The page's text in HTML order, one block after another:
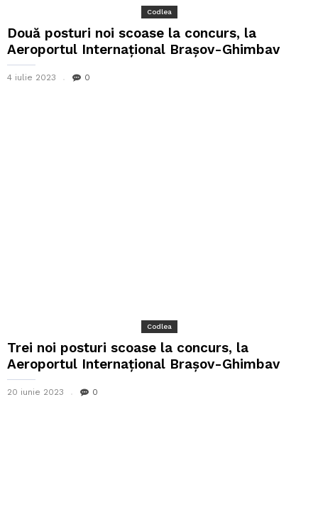
Codlea
Două posturi noi scoase la concurs, la
Aeroportul Internațional Brașov-Ghimbav
4 iulie 2023 0
Codlea
Trei noi posturi scoase la concurs, la
Aeroportul Internațional Brașov-Ghimbav
20 iunie 2023 0